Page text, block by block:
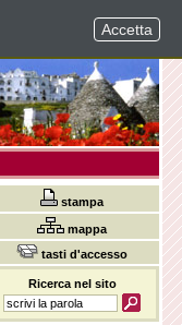
stampa
mappa
tasti d'accesso
Ricerca nel sito
Accetta